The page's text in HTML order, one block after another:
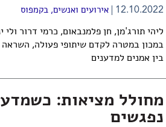
12.10.2022 אירועים ואנשים,בקמפוס
ליהי תורג'מן, חן פלמנבאום, כרמי דרור ולי
במכון במטרה לקדם שיתופי פעולה, השראה
בין אמנים למדענים
מחולל מציאות: כשמדע
נפגשים